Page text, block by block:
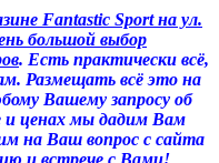
Fantastic Sport на ул.
большой выбор
. Есть практически всё,
Размещать всё это на
Вашему запросу об
и ценах мы дадим Вам
на Ваш вопрос с сайта
и встрече с Вами!